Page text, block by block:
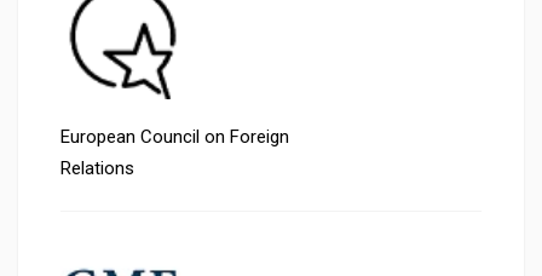
European Council on Foreign
Relations